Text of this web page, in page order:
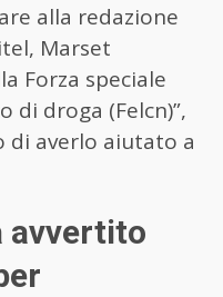
alla redazione
Marset
Forza speciale
di droga (Felcn)”,
di averlo aiutato a
avvertito